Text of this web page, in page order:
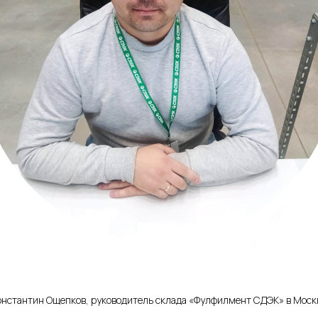
Ощепков , руководитель склада «Фулфилмент СДЭК» в